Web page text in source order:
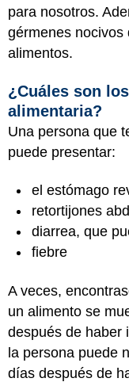
para nosotros.
gérmenes nocivos
alimentos.
¿Cuáles son
alimentaria?
Una persona que
puede presentar:
el estómago
retortijones
diarrea, que
fiebre
A veces,
un alimento se
después de haber
la persona puede
días después de